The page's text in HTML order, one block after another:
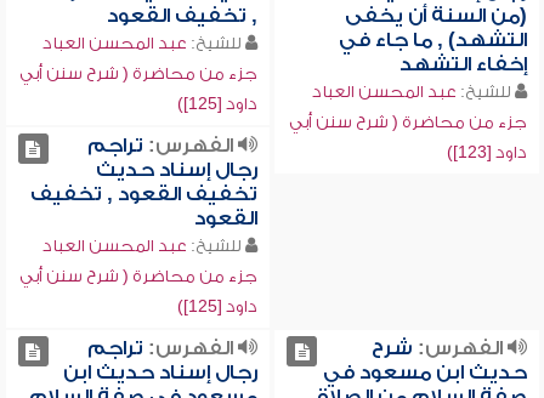
(من السنة أن يخفى
التشهد) , ما جاء في
إخفاء التشهد
للشيخ: عبد المحسن العباد
جزء من محاضرة ( شرح سنن أبي
داود [123])
, تخفيف القعود
للشيخ: عبد المحسن العباد
جزء من محاضرة ( شرح سنن أبي
داود [125])
الفهرس: تراجم
رجال إسناد حديث
تخفيف القعود , تخفيف
القعود
للشيخ: عبد المحسن العباد
جزء من محاضرة ( شرح سنن أبي
داود [125])
الفهرس: شرح
حديث ابن مسعود في
الفهرس: تراجم
رجال إسناد حديث ابن